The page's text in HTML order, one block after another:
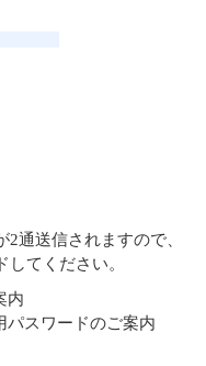
通送信されますので、
てください。
内
パスワードのご案内